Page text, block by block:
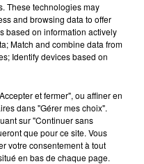
These technologies may
and browsing data to offer
based on information actively
Match and combine data from
Identify devices based on
et fermer", ou affiner en
dans "Gérer mes choix".
sur "Continuer sans
que pour ce site. Vous
votre consentement à tout
en bas de chaque page.